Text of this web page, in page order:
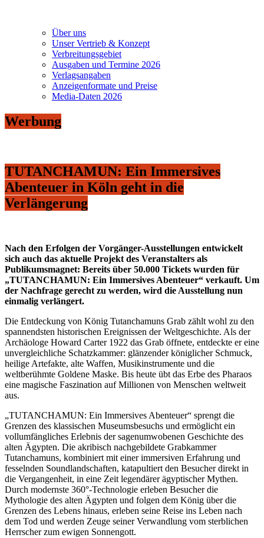
Über uns
Unser Vertrieb & Konzept
Verbreitungsgebiet
Ausgaben und Termine 2026
Verlagsangaben
Anzeigenformate und Preise
Media-Daten 2026
Werbung
TUTANCHAMUN: Ein Immersives
Abenteuer in Köln geht in die
Verlängerung
Nach den Erfolgen der Vorgänger-Ausstellungen entwickelt
sich auch das aktuelle Projekt des Veranstalters als
Publikumsmagnet: Bereits über 50.000 Tickets wurden für
„TUTANCHAMUN: Ein Immersives Abenteuer“ verkauft. Um
der Nachfrage gerecht zu werden, wird die Ausstellung nun
einmalig verlängert.
Die Entdeckung von König Tutanchamuns Grab zählt wohl zu den
spannendsten historischen Ereignissen der Weltgeschichte. Als der
Archäologe Howard Carter 1922 das Grab öffnete, entdeckte er eine
unvergleichliche Schatzkammer: glänzender königlicher Schmuck,
heilige Artefakte, alte Waffen, Musikinstrumente und die
weltberühmte Goldene Maske. Bis heute übt das Erbe des Pharaos
eine magische Faszination auf Millionen von Menschen weltweit
aus.
„TUTANCHAMUN: Ein Immersives Abenteuer“ sprengt die
Grenzen des klassischen Museumsbesuchs und ermöglicht ein
vollumfängliches Erlebnis der sagenumwobenen Geschichte des
alten Ägypten. Die akribisch nachgebildete Grabkammer
Tutanchamuns, kombiniert mit einer immersiven Erfahrung und
fesselnden Soundlandschaften, katapultiert den Besucher direkt in
die Vergangenheit, in eine Zeit legendärer ägyptischer Mythen.
Durch modernste 360°-Technologie erleben Besucher die
Mythologie des alten Ägypten und folgen dem König über die
Grenzen des Lebens hinaus, erleben seine Reise ins Leben nach
dem Tod und werden Zeuge seiner Verwandlung vom sterblichen
Herrscher zum ewigen Sonnengott.